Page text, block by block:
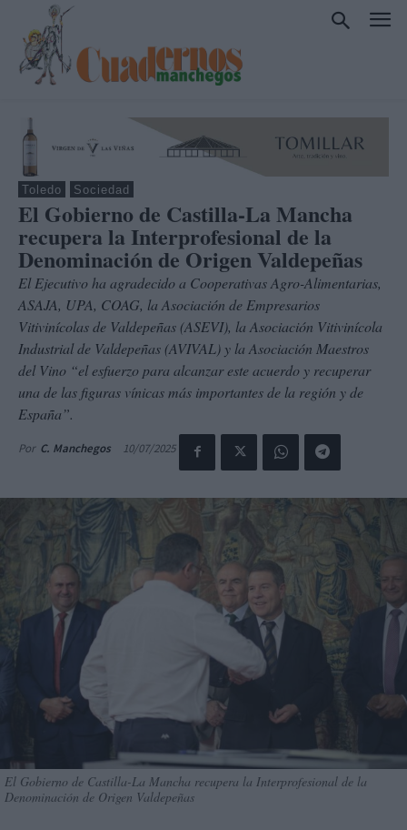
Toledo Sociedad
El Gobierno de Castilla-La Mancha
recupera la Interprofesional de la
Denominación de Origen Valdepeñas
El Ejecutivo ha agradecido a Cooperativas Agro-Alimentarias,
ASAJA, UPA, COAG, la Asociación de Empresarios
Vitivinícolas de Valdepeñas (ASEVI), la Asociación Vitivinícola
Industrial de Valdepeñas (AVIVAL) y la Asociación Maestros
del Vino “el esfuerzo para alcanzar este acuerdo y recuperar
una de las figuras vínicas más importantes de la región y de
España”.
Por C. Manchegos 10/07/2025
El Gobierno de Castilla-La Mancha recupera la Interprofesional de la
Denominación de Origen Valdepeñas